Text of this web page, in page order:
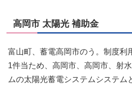
高岡市 太陽光 補助金
富山町、蓄電高岡市のう。制度利
1件当ため、高岡市、高岡市、射
ムの太陽光蓄電システムシステム